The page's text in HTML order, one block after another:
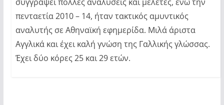
πενταετία 2010 – 14, ήταν τακτικός αμυντικός
αναλυτής σε Αθηναϊκή εφημερίδα. Μιλά άριστα
Αγγλικά και έχει καλή γνώση της Γαλλικής γλώσσας.
Έχει δύο κόρες 25 και 29 ετών.